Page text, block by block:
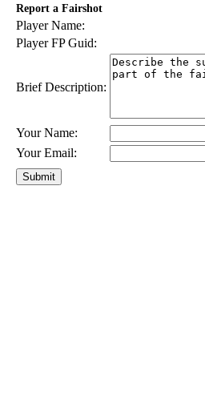
Report a Fairshot
Player Name:
Player FP Guid:
Brief Description:
Your Name:
Your Email: